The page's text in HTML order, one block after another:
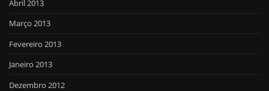
Abril 2013
Março 2013
Fevereiro 2013
Janeiro 2013
Dezembro 2012